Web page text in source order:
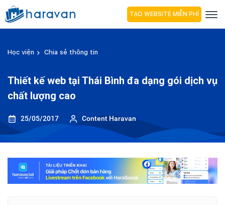
TẠO WEBSITE MIỄN PHÍ
Học viện Chia sẻ thông tin
Thiết kế web tại Thái Bình đa dạng gói dịch vụ
chất lượng cao
25/05/2017 Content Haravan